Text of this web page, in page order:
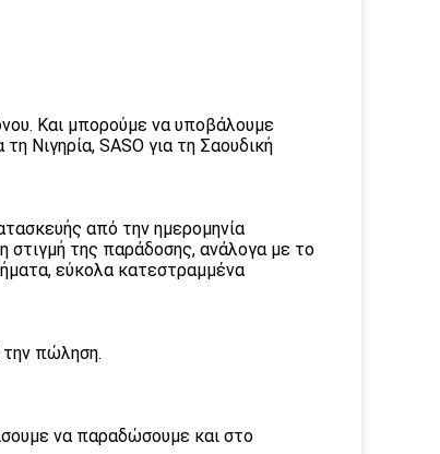
Και μπορούμε να υποβάλουμε
Νιγηρία, SASO για τη Σαουδική
από την ημερομηνία
στιγμή της παράδοσης, ανάλογα με το
εύκολα κατεστραμμένα
πώληση.
να παραδώσουμε και στο